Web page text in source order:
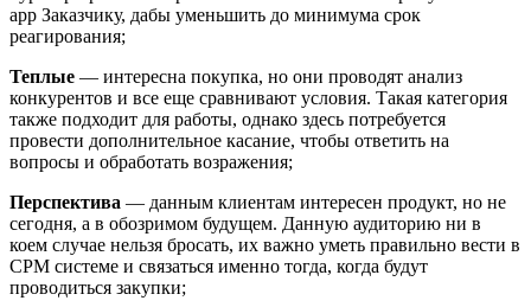
app Заказчику, дабы уменьшить до минимума срок
реагирования;
Теплые — интересна покупка, но они проводят анализ
конкурентов и все еще сравнивают условия. Такая категория
также подходит для работы, однако здесь потребуется
провести дополнительное касание, чтобы ответить на
вопросы и обработать возражения;
Перспектива — данным клиентам интересен продукт, но не
сегодня, а в обозримом будущем. Данную аудиторию ни в
коем случае нельзя бросать, их важно уметь правильно вести в
СРМ системе и связаться именно тогда, когда будут
проводиться закупки;